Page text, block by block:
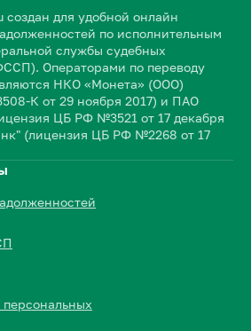
для удобной онлайн
по исполнительным
службы судебных
Операторами по переводу
НКО «Монета» (ООО)
К от 29 ноября 2017) и ПАО
ЦБ РФ №3521 от 17 декабря
(лицензия ЦБ РФ №2268 от 17